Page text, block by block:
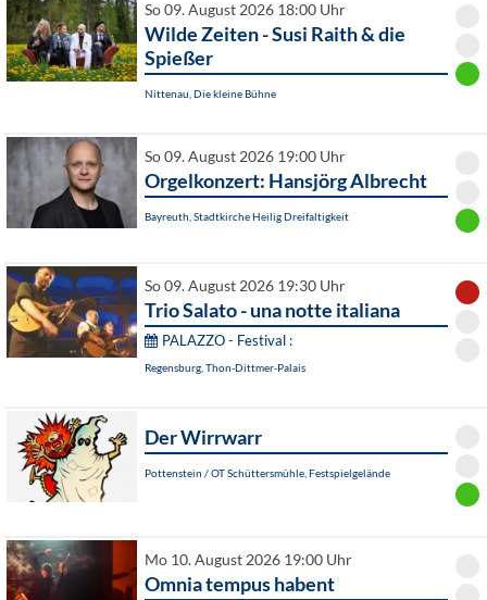
So 09. August 2026 18:00 Uhr
Wilde Zeiten - Susi Raith & die
Spießer
Nittenau, Die kleine Bühne
So 09. August 2026 19:00 Uhr
Orgelkonzert: Hansjörg Albrecht
Bayreuth, Stadtkirche Heilig Dreifaltigkeit
So 09. August 2026 19:30 Uhr
Trio Salato - una notte italiana
PALAZZO - Festival :
Regensburg, Thon-Dittmer-Palais
Der Wirrwarr
Pottenstein / OT Schüttersmühle, Festspielgelände
Mo 10. August 2026 19:00 Uhr
Omnia tempus habent